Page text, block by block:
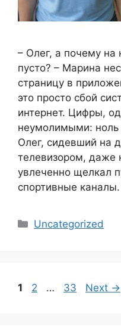
– Олег, а почему на
пусто? – Марина
страницу в
это просто сбой
интернет. Цифры,
неумолимыми: ноль
Олег, сидевший на
телевизором, даже
увлеченно щелкал
спортивные
Categories
Uncategorized
Page
1 Page
2 … Page
33 Next →